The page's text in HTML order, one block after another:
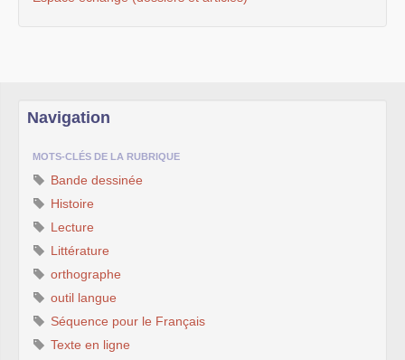
Navigation
MOTS-CLÉS DE LA RUBRIQUE
Bande dessinée
Histoire
Lecture
Littérature
orthographe
outil langue
Séquence pour le Français
Texte en ligne